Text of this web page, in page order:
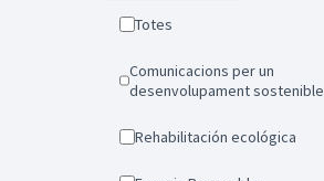
Totes
Comunicacions per un
desenvolupament sostenible
Rehabilitación ecológica